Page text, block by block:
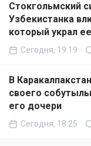
Стокгольмский
Узбекистанка
который украл ее
Сегодня, 19:19
В
своего
его дочери
Сегодня, 18:25